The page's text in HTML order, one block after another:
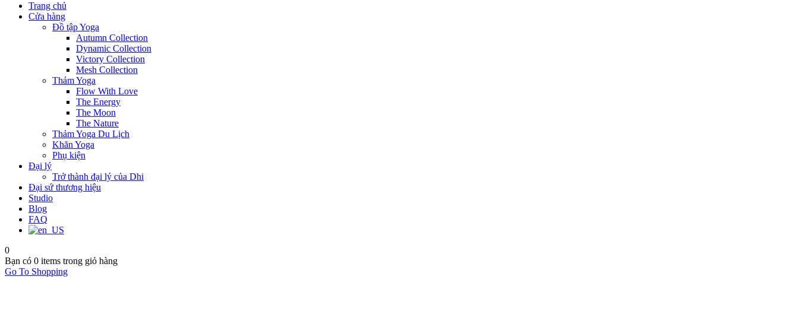
Trang chủ
Cửa hàng
Đồ tập Yoga
Autumn Collection
Dynamic Collection
Victory Collection
Mesh Collection
Thảm Yoga
Flow With Love
The Energy
The Moon
The Nature
Thảm Yoga Du Lịch
Khăn Yoga
Phụ kiện
Đại lý
Trở thành đại lý của Dhi
Đại sứ thương hiệu
Studio
Blog
FAQ
0
Bạn có 0 items trong giỏ hàng
Go To Shopping